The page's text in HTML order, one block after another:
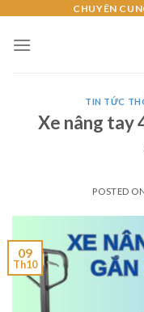
content
CHUYÊN
TIN TỨC
Xe nâng tay
POSTED
09
Th10